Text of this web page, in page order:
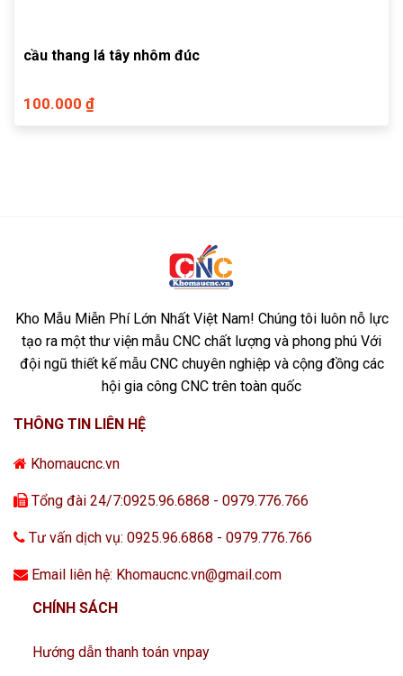
cầu thang lá tây nhôm đúc
100.000 ₫
Kho Mẫu Miễn Phí Lớn Nhất Việt Nam! Chúng tôi luôn nỗ lực
tạo ra một thư viện mẫu CNC chất lượng và phong phú Với
đội ngũ thiết kế mẫu CNC chuyên nghiệp và cộng đồng các
hội gia công CNC trên toàn quốc
THÔNG TIN LIÊN HỆ
Khomaucnc.vn
Tổng đài 24/7:0925.96.6868 - 0979.776.766
Tư vấn dịch vụ: 0925.96.6868 - 0979.776.766
Email liên hệ: Khomaucnc.vn@gmail.com
CHÍNH SÁCH
Hướng dẫn thanh toán vnpay